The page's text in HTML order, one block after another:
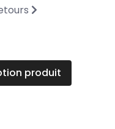
produit